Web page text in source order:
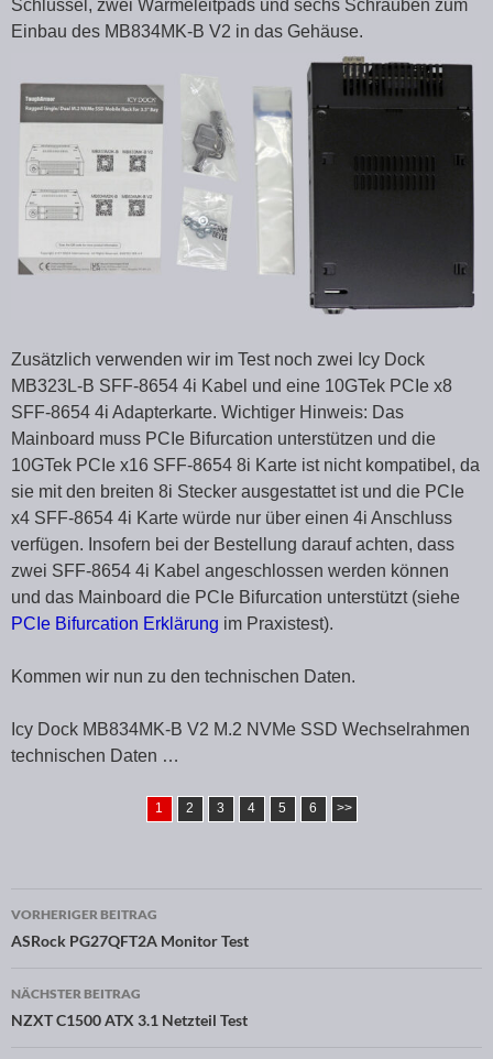
Schlüssel, zwei Wärmeleitpads und sechs Schrauben zum
Einbau des MB834MK-B V2 in das Gehäuse.
Zusätzlich verwenden wir im Test noch zwei Icy Dock
MB323L-B SFF-8654 4i Kabel und eine 10GTek PCIe x8
SFF-8654 4i Adapterkarte. Wichtiger Hinweis: Das
Mainboard muss PCIe Bifurcation unterstützen und die
10GTek PCIe x16 SFF-8654 8i Karte ist nicht kompatibel, da
sie mit den breiten 8i Stecker ausgestattet ist und die PCIe
x4 SFF-8654 4i Karte würde nur über einen 4i Anschluss
verfügen. Insofern bei der Bestellung darauf achten, dass
zwei SFF-8654 4i Kabel angeschlossen werden können
und das Mainboard die PCIe Bifurcation unterstützt (siehe
PCIe Bifurcation Erklärung im Praxistest).
Kommen wir nun zu den technischen Daten.
Icy Dock MB834MK-B V2 M.2 NVMe SSD Wechselrahmen
technischen Daten …
1 2 3 4 5 6 >>
Beitragsnavigation
VORHERIGER BEITRAG
ASRock PG27QFT2A Monitor Test
NÄCHSTER BEITRAG
NZXT C1500 ATX 3.1 Netzteil Test